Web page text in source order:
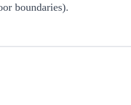
boundaries).